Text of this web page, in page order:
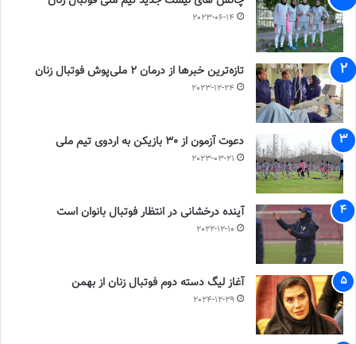
2023-06-14
تازه‌ترین خبرها از درمان ۲ ملی‌پوش فوتبال زنان
2023-12-24
دعوت آزمون از 30 بازیکن به اردوی تیم ملی
2023-03-21
آینده درخشانی در انتظار فوتبال بانوان است
2022-12-10
آغاز لیگ دسته دوم فوتبال زنان از بهمن
2024-12-29